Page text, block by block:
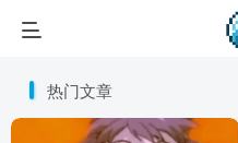
热门文章